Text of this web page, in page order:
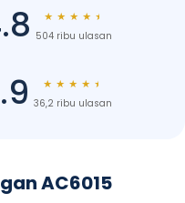
★ ★ ★ ★ ★
504 ribu ulasan
★ ★ ★ ★ ★
36,2 ribu ulasan
AC6015